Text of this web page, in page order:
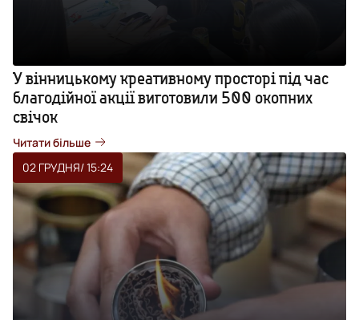
У вінницькому креативному просторі під час
благодійної акції виготовили 500 окопних
свічок
Читати більше
02 ГРУДНЯ/ 15:24